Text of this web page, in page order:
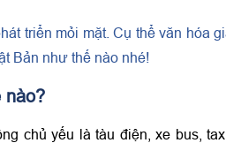
triển mỏi mặt. Cụ thể văn hóa
Bản như thế nào nhé!
nào?
chủ yếu là tàu điện, xe bus,